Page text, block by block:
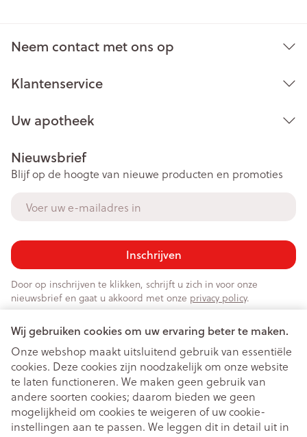
Wij gebruiken cookies om uw ervaring beter te maken.
Onze webshop maakt uitsluitend gebruik van essentiële
cookies. Deze cookies zijn noodzakelijk om onze website
te laten functioneren. We maken geen gebruik van
andere soorten cookies; daarom bieden we geen
mogelijkheid om cookies te weigeren of uw cookie-
instellingen aan te passen. We leggen dit in detail uit in
Neem contact met ons op
Klantenservice
Uw apotheek
Nieuwsbrief
Blijf op de hoogte van nieuwe producten en promoties
Inschrijven
Door op inschrijven te klikken, schrijft u zich in voor onze
nieuwsbrief en gaat u akkoord met onze privacy policy.